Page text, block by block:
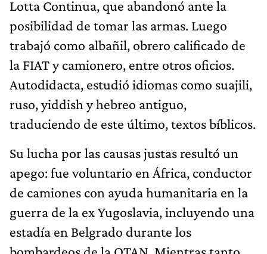
Lotta Continua, que abandonó ante la
posibilidad de tomar las armas. Luego
trabajó como albañil, obrero calificado de
la FIAT y camionero, entre otros oficios.
Autodidacta, estudió idiomas como suajili,
ruso, yiddish y hebreo antiguo,
traduciendo de este último, textos bíblicos.
Su lucha por las causas justas resultó un
apego: fue voluntario en África, conductor
de camiones con ayuda humanitaria en la
guerra de la ex Yugoslavia, incluyendo una
estadía en Belgrado durante los